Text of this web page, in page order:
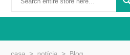
casa > notícia > Blog